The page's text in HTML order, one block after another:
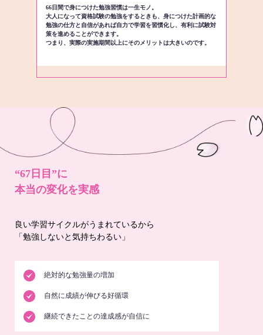
66日間で身につけた勉強習慣は一生モノ。
大人になって資格試験の勉強をするときも、身につけた計画的な
勉強の仕方と自信があれば自力で学習を習慣化し、有利に試験対
策を進めることができます。
つまり、実際の実施期間以上にそのメリットは大きいのです。
“67日目”に
本当の変化を実感
良い学習サイクルがうまれているから
「勉強しないと気持ちわるい」
絶対的な勉強量の増加
自然に成績が伸びる好循環
継続できたことの達成感が自信に